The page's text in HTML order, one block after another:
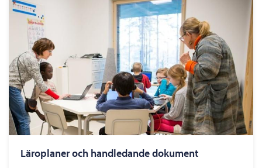
Läroplaner och handledande dokument